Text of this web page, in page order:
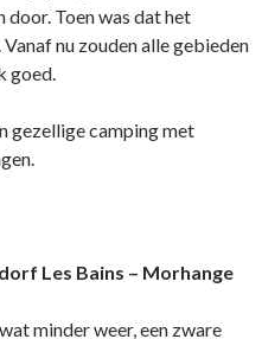
door. Toen was dat het
nu zouden alle gebieden
goed.
gezellige camping met
Les Bains – Morhange
minder weer, een zware